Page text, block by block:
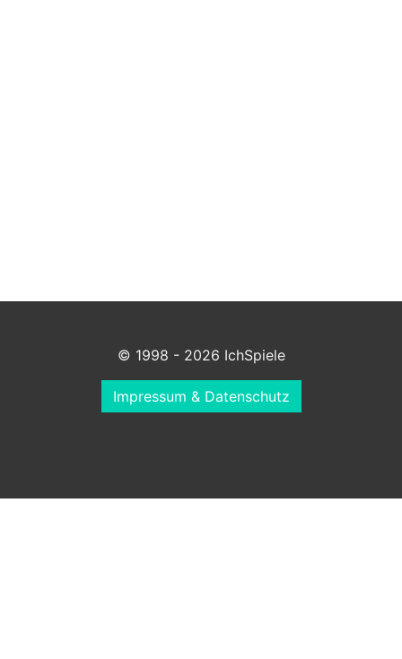
© 1998 - 2026 IchSpiele
Impressum & Datenschutz